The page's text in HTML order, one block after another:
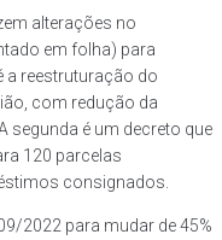
alterações no
em folha) para
a reestruturação do
com redução da
segunda é um decreto que
120 parcelas
consignados.
2022 para mudar de 45%